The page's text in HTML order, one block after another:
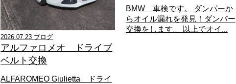
2026.07.23 ブログ
アルファロメオ ドライブ
ベルト交換
ALFAROMEO Giulietta ドライ
BMW 車検です。 ダンパーか
らオイル漏れを発見！ダンパー
交換をします。 以上でオイ...